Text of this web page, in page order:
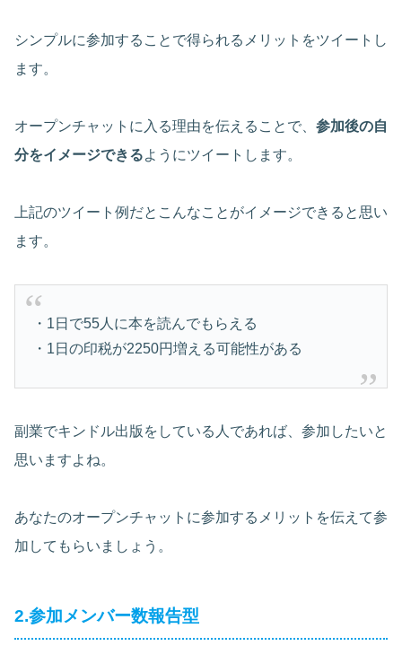
シンプルに参加することで得られるメリットをツイートし
ます。
オープンチャットに入る理由を伝えることで、 参加後の自
分をイメージできるようにツイートします。
上記のツイート例だとこんなことがイメージできると思い
ます。
・1日で55人に本を読んでもらえる
・1日の印税が2250円増える可能性がある
副業でキンドル出版をしている人であれば、参加したいと
思いますよね。
あなたのオープンチャットに参加するメリットを伝えて参
加してもらいましょう。
2.参加メンバー数報告型